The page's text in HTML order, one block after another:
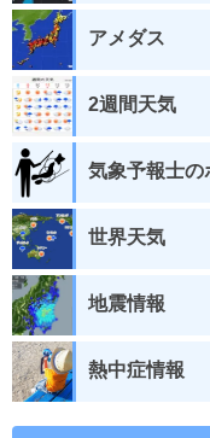
アメダス
2週間天気
気象予報士の
世界天気
地震情報
熱中症情報